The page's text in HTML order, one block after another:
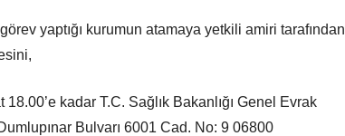
yaptığı kurumun atamaya yetkili amiri tarafından
kadar T.C. Sağlık Bakanlığı Genel Evrak
Bulvarı 6001 Cad. No: 9 06800